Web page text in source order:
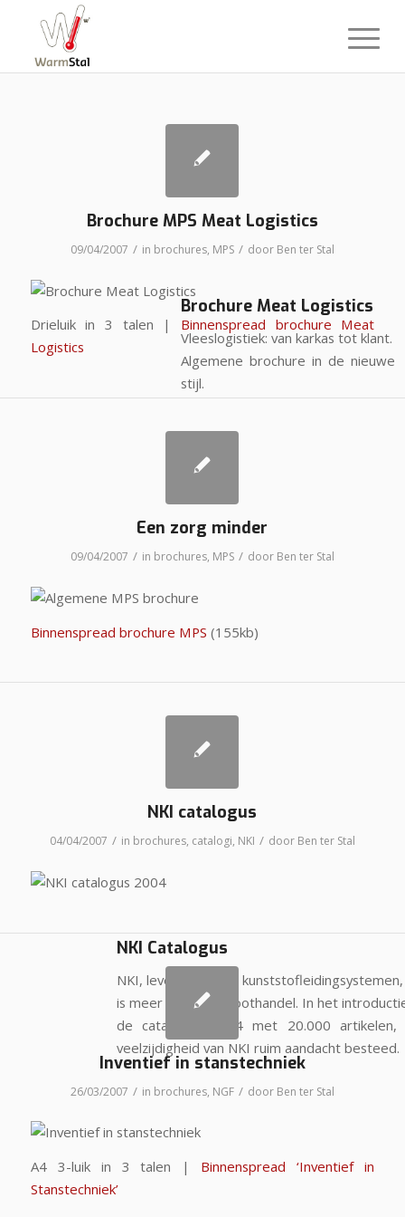
Brochure MPS Meat Logistics
09/04/2007 / in brochures, MPS / door Ben ter Stal
Brochure Meat Logistics
Vleeslogistiek: van karkas tot klant.
Algemene brochure in de nieuwe
stijl.
Drieluik in 3 talen | Binnenspread brochure Meat
Logistics
Een zorg minder
09/04/2007 / in brochures, MPS / door Ben ter Stal
Binnenspread brochure MPS (155kb)
NKI catalogus
04/04/2007 / in brochures, catalogi, NKI / door Ben ter Stal
NKI Catalogus
NKI, leverancier van kunststofleidingsystemen,
is meer dan een groothandel. In het
de catalogus 2004 met 20.000
veelzijdigheid van NKI ruim aandacht besteed.
Inventief in stanstechniek
26/03/2007 / in brochures, NGF / door Ben ter Stal
A4 3-luik in 3 talen | Binnenspread ‘Inventief in
Stanstechniek’